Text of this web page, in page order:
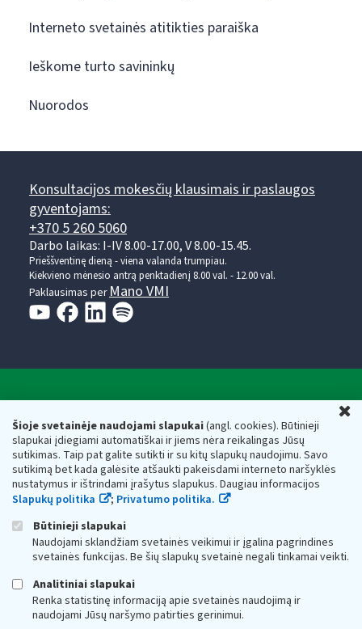
Šioje svetainėje naudojami slapukai(angl. cookies). Būtinieji
slapukai įdiegiami automatiškai ir jiems nėra reikalingas Jūsų
sutikimas. Taip pat galite sutikti ir su kitų slapukų naudojimu. Savo
sutikimą bet kada galėsite atšaukti pakeisdami interneto naršyklės
nustatymus ir ištrindami įrašytus slapukus. Daugiau informacijos
Slapukų politika
; Privatumo politika.
Būtinieji slapukai
Naudojami sklandžiam svetainės veikimui ir įgalina pagrindines
svetainės funkcijas. Be šių slapukų svetainė negali tinkamai veikti.
Analitiniai slapukai
Renka statistinę informaciją apie svetainės naudojimą ir
naudojami Jūsų naršymo patirties gerinimui.
Interneto svetainės atitikties paraiška
Ieškome turto savininkų
Nuorodos
Konsultacijos mokesčių klausimais ir paslaugos
gyventojams:
+370 5 260 5060
Darbo laikas: I-IV 8.00-17.00, V 8.00-15.45.
Prieššventinę dieną - viena valanda trumpiau.
Kiekvieno mėnesio antrą penktadienį 8.00 val. - 12.00 val.
Paklausimas per Mano VMI
Respublikos finansų ministerijos
Biudžetinė įstaiga. Juridinio asmens kodas — 188659752,
adresas: Vasario 16-osios g. 14, 01107 Vilnius, Lietuva, el.paštas:
vmi@vmi.lt, E. pristatymo dėžutės adresas 188659752
Duomenys apie Valstybinę mokesčių inspekciją prie Lietuvos
Respublikos finansų ministerijos kaupiami ir saugomi Juridinių